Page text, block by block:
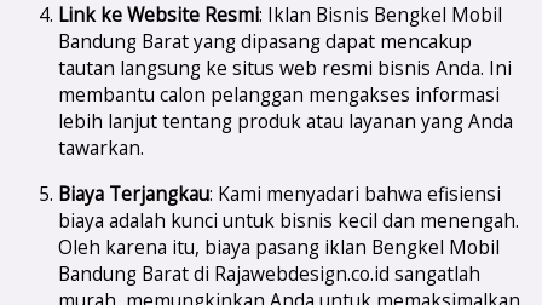
Link ke Website Resmi: Iklan Bisnis Bengkel Mobil
Bandung Barat yang dipasang dapat mencakup
tautan langsung ke situs web resmi bisnis Anda. Ini
membantu calon pelanggan mengakses informasi
lebih lanjut tentang produk atau layanan yang Anda
tawarkan.
Biaya Terjangkau: Kami menyadari bahwa efisiensi
biaya adalah kunci untuk bisnis kecil dan menengah.
Oleh karena itu, biaya pasang iklan Bengkel Mobil
Bandung Barat di Rajawebdesign.co.id sangatlah
murah, memungkinkan Anda untuk memaksimalkan